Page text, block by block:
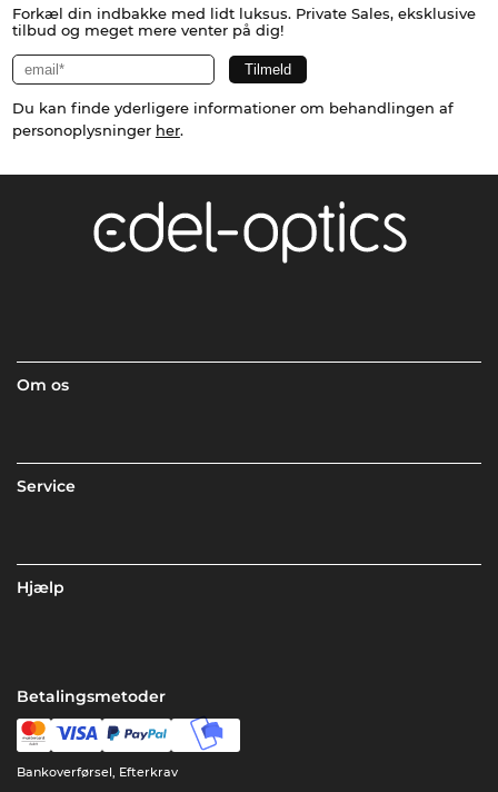
Forkæl din indbakke med lidt luksus. Private Sales, eksklusive
tilbud og meget mere venter på dig!
Du kan finde yderligere informationer om behandlingen af
personoplysninger her.
Om os
Service
Hjælp
Betalingsmetoder
Bankoverførsel, Efterkrav